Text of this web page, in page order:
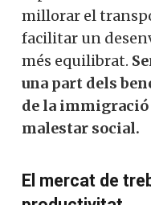
millorar el
facilitar un
més equilibrat.
una part dels
de la immigració
malestar social.
El mercat de